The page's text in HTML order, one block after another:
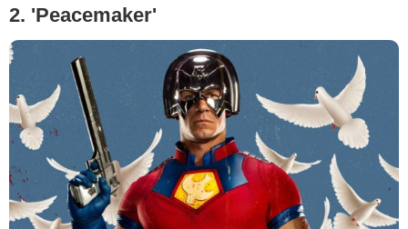
2. 'Peacemaker'